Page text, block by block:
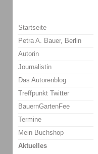
Startseite
Petra A. Bauer, Berlin
Autorin
Journalistin
Das Autorenblog
Treffpunkt Twitter
BauernGartenFee
Termine
Mein Buchshop
Aktuelles